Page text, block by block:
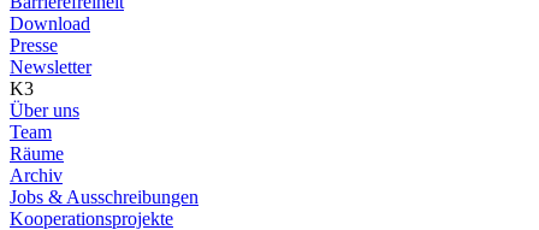
Download
Presse
Newsletter
K3
Über uns
Team
Räume
Archiv
Jobs & Ausschreibungen
Kooperationsprojekte